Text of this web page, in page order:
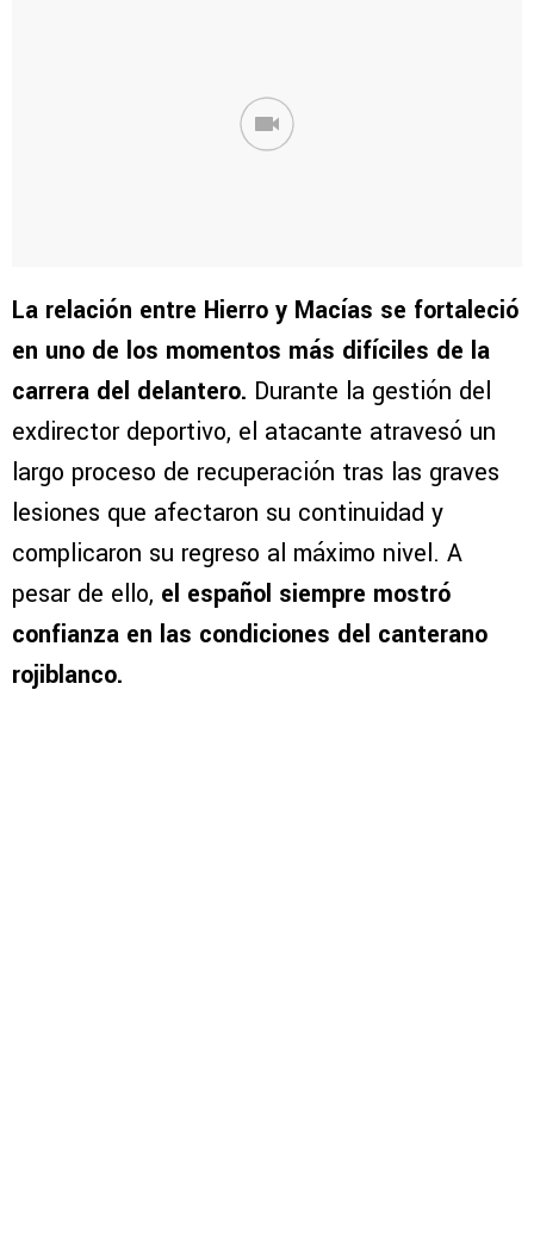
La relación entre Hierro y Macías se fortaleció
en uno de los momentos más difíciles de la
carrera del delantero. Durante la gestión del
exdirector deportivo, el atacante atravesó un
largo proceso de recuperación tras las graves
lesiones que afectaron su continuidad y
complicaron su regreso al máximo nivel. A
pesar de ello, el español siempre mostró
confianza en las condiciones del canterano
rojiblanco.